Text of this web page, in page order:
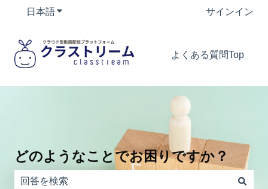
日本語翻訳のサブメニューを表示 サインイン
よくある質問Top
どのようなことでお困りですか？